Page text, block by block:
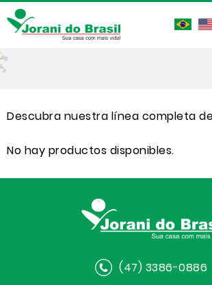
Descubra nuestra línea completa
No hay productos disponibles.
(47) 3386-0886